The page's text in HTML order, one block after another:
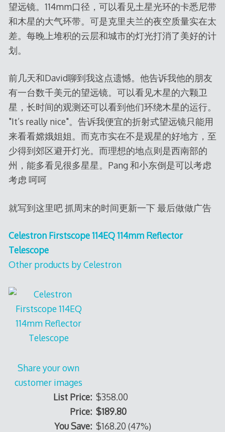
望远镜。114mm口径，可以看见土星光环的卡悉尼带
和木星的大气环带。可是克里夫兰的夜空质量实在太
差。每晚上堆积的云层和城市的灯光打消了美好的计
划。
前几天和David聊到我这点遗憾。他告诉我他的朋友
有一台数千美元的望远镜。可以看见木星的六颗卫
星，长时间的观测还可以看到他们环绕木星的运行。
"It’s really nice"。告诉我便宜的折射式望远镜只能用
来看看嫦娥姐姐。而克市实在不是观星的好地方，至
少得到郊区避开灯光。而理想的地点则是西南部的
州，能多看见很多星星。Pang 和小东倒是可以考虑
考虑 呵呵
就写到这里吧 抓周末的时间更新一下 最后做做广告
Celestron Firstscope 114EQ 114mm Reflector
Telescope
Other products by Celestron
Share your own
customer images
List Price: $358.00
Price: $189.80
You Save: $168.20 (47%)